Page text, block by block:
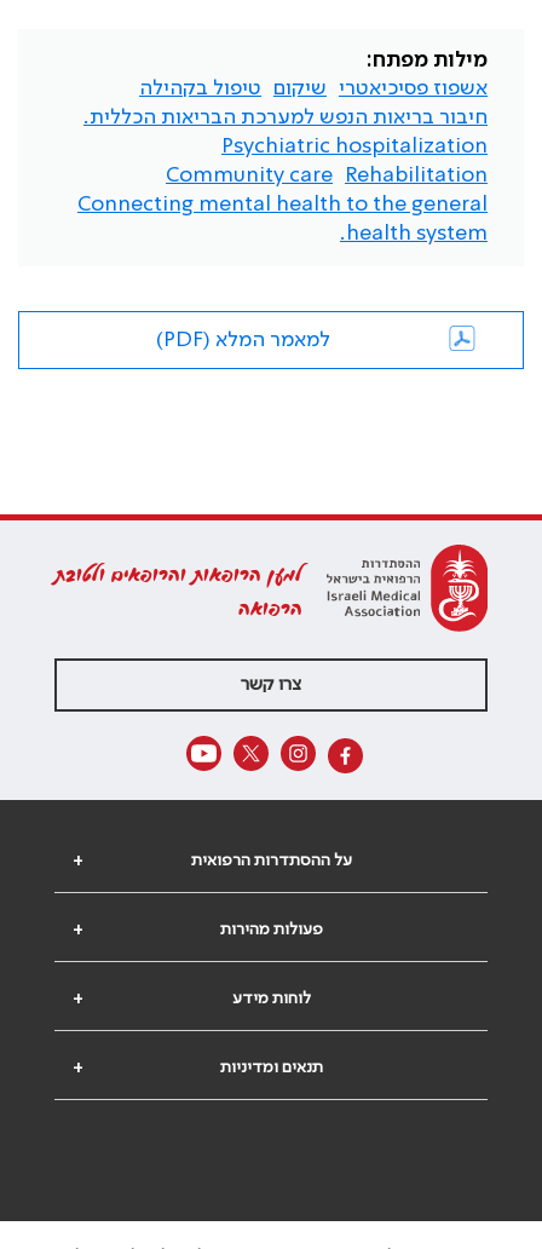
מילות מפתח:
אשפוז פסיכיאטרי
שיקום
טיפול בקהילה
חיבור בריאות הנפש למערכת הבריאות הכללית.
Psychiatric hospitalization
Rehabilitation
Community care
Connecting mental health to the general
health system.
למאמר המלא (PDF)
למען הרופאות והרופאים ולטובת
הרפואה
צרו קשר
+ על ההסתדרות הרפואית
+ פעולות מהירות
+ לוחות מידע
+ תנאים ומדיניות